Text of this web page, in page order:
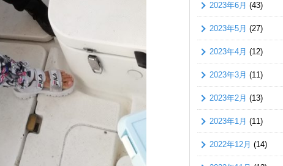
2023年6月 (43)
2023年5月 (27)
2023年4月 (12)
2023年3月 (11)
2023年2月 (13)
2023年1月 (11)
2022年12月 (14)